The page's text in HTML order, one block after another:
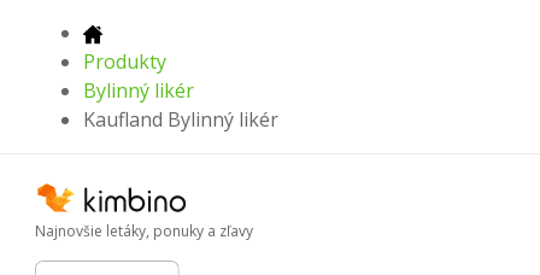
Produkty
Bylinný likér
Kaufland Bylinný likér
Najnovšie letáky, ponuky a zľavy